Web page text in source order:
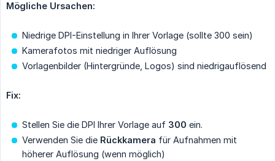
Mögliche Ursachen:
Niedrige DPI-Einstellung in Ihrer Vorlage (sollte 300 sein)
Kamerafotos mit niedriger Auflösung
Vorlagenbilder (Hintergründe, Logos) sind niedrigauflösend
Fix:
Stellen Sie die DPI Ihrer Vorlage auf 300 ein.
Verwenden Sie die Rückkamera für Aufnahmen mit
höherer Auflösung (wenn möglich)